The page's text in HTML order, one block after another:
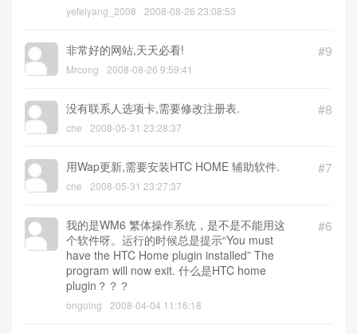
yefeiyang_2008 2008-08-26 23:08:53
#9
非常好的网站,天天必看!
Mrcong 2008-08-26 9:59:41
#8
没有联系人选项卡,需要修改注册表.
che 2008-05-31 23:28:37
#7
用Wap更新,需要安装HTC HOME 辅助软件.
che 2008-05-31 23:27:37
#6
我的是WM6 繁体操作系统，是不是不能用这
个软件呀。运行的时候总是提示“You must
have the HTC Home plugin installed” The
program will now exit. 什么是HTC home
plugin？？？
ongoing 2008-04-04 11:16:18